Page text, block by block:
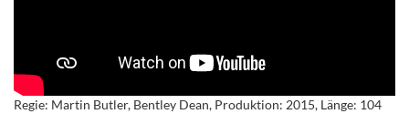
Regie: Martin Butler, Bentley Dean, Produktion: 2015, Länge: 104